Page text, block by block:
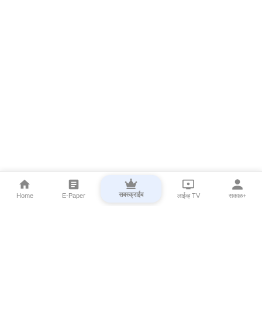
Home E-Paper सबस्क्राईब लाईव्ह TV सकाळ+